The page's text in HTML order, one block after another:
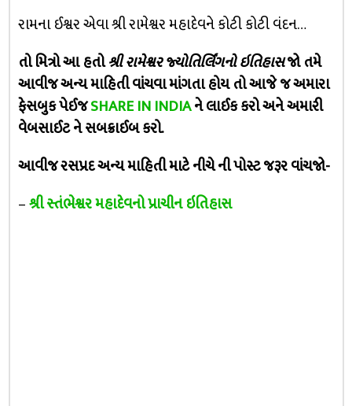
રામના ઈશ્વર એવા શ્રી રામેશ્વર મહાદેવને કોટી કોટી વંદન…
તો મિત્રો આ હતોશ્રી રામેશ્વર જ્યોતિર્લિંગનો ઇતિહાસજો તમે
આવીજ અન્ય માહિતી વાંચવા માંગતા હોય તો આજે જ અમારા
ફેસબુક પેઈજSHARE IN INDIAને લાઈક કરો અને અમારી
વેબસાઈટ ને સબક્રાઈબ કરો.
આવીજ રસપ્રદ અન્ય માહિતી માટે નીચે ની પોસ્ટ જરૂર વાંચજો-
–શ્રી સ્તંભેશ્વર મહાદેવનો પ્રાચીન ઇતિહાસ